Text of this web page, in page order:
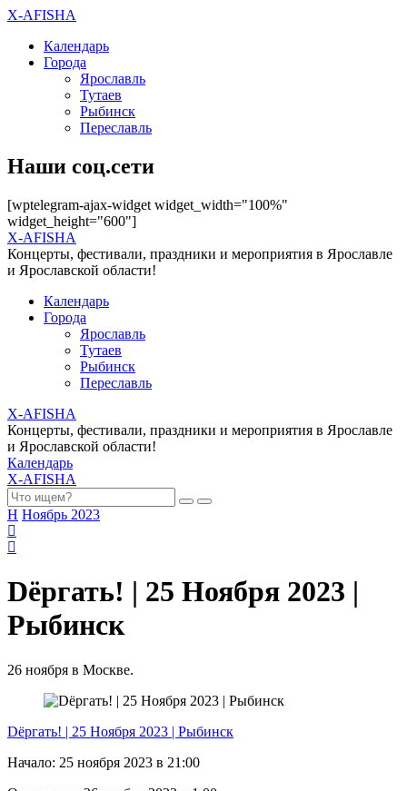
X-AFISHA
Календарь
Города
Ярославль
Тутаев
Рыбинск
Переславль
Наши соц.сети
[wptelegram-ajax-widget widget_width="100%"
widget_height="600"]
X-AFISHA
Концерты, фестивали, праздники и мероприятия в Ярославле
и Ярославской области!
Календарь
Города
Ярославль
Тутаев
Рыбинск
Переславль
X-AFISHA
Концерты, фестивали, праздники и мероприятия в Ярославле
и Ярославской области!
Календарь
X-AFISHA
Н Ноябрь 2023
Dёргать! | 25 Ноября 2023 |
Рыбинск
26 ноября в Москве.
Dёргать! | 25 Ноября 2023 | Рыбинск
Начало: 25 ноября 2023 в 21:00